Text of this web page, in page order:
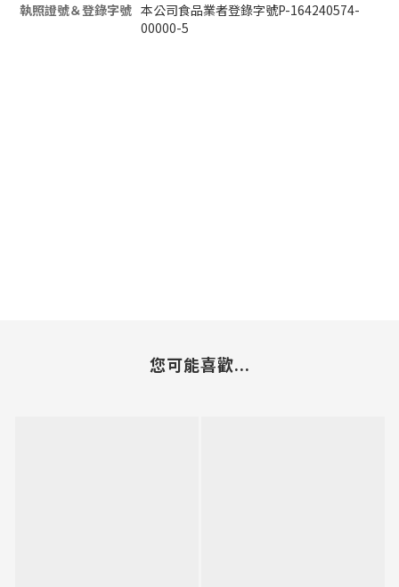
執照證號＆登錄字號 本公司食品業者登錄字號P-164240574-
00000-5
您可能喜歡...